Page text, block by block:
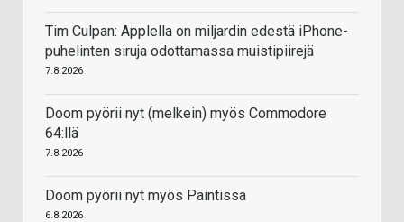
Tim Culpan: Applella on miljardin edestä iPhone-
puhelinten siruja odottamassa muistipiirejä
7.8.2026
Doom pyörii nyt (melkein) myös Commodore
64:llä
7.8.2026
Doom pyörii nyt myös Paintissa
6.8.2026